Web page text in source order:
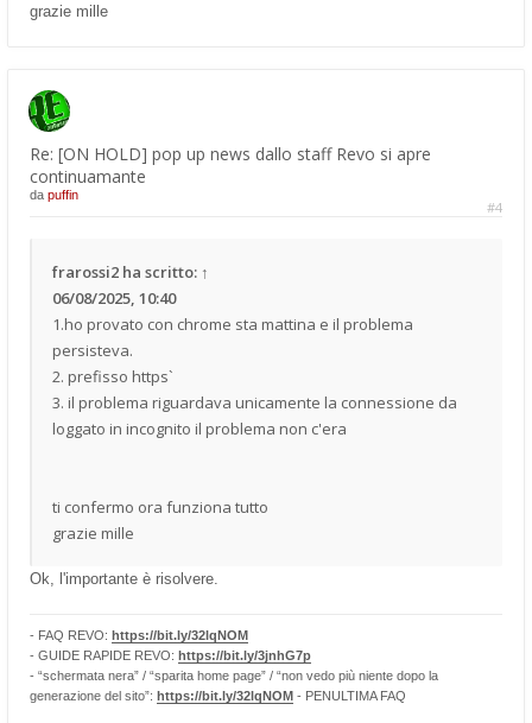
grazie mille
Re: [ON HOLD] pop up news dallo staff Revo si apre
continuamante
#4
da puffin
frarossi2 ha scritto: ↑
06/08/2025, 10:40
1.ho provato con chrome sta mattina e il problema
persisteva.
2. prefisso https`
3. il problema riguardava unicamente la connessione da
loggato in incognito il problema non c'era
ti confermo ora funziona tutto
grazie mille
Ok, l'importante è risolvere.
- FAQ REVO: https://bit.ly/32lqNOM
- GUIDE RAPIDE REVO: https://bit.ly/3jnhG7p
- “schermata nera” / “sparita home page” / “non vedo più niente dopo la
generazione del sito”: https://bit.ly/32lqNOM - PENULTIMA FAQ